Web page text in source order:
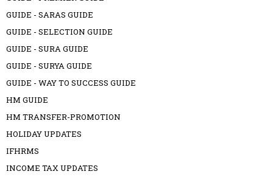
GUIDE - SARAS GUIDE
GUIDE - SELECTION GUIDE
GUIDE - SURA GUIDE
GUIDE - SURYA GUIDE
GUIDE - WAY TO SUCCESS GUIDE
HM GUIDE
HM TRANSFER-PROMOTION
HOLIDAY UPDATES
IFHRMS
INCOME TAX UPDATES